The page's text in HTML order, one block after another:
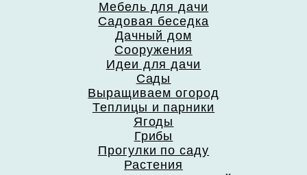
Мебель для дачи
Садовая беседка
Дачный дом
Сооружения
Идеи для дачи
Сады
Выращиваем огород
Теплицы и парники
Ягоды
Грибы
Прогулки по саду
Растения